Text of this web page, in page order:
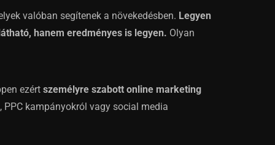
valóban segítenek a növekedésben. Legyen
hanem eredményes is legyen. Olyan
ezért személyre szabott online marketing
PPC kampányokról vagy social media